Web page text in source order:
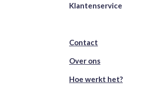
Klantenservice
Contact
Over ons
Hoe werkt het?